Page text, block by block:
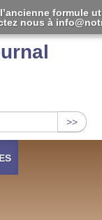
>>
formule
nous à